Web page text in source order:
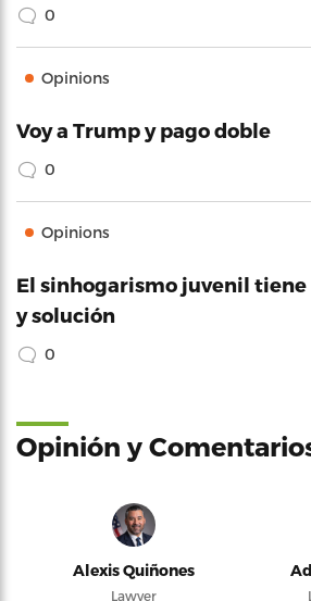
0
Opinions
Voy a Trump y pago doble
0
Opinions
El sinhogarismo juvenil
y solución
0
Opinión y
Alexis Quiñones
Lawyer